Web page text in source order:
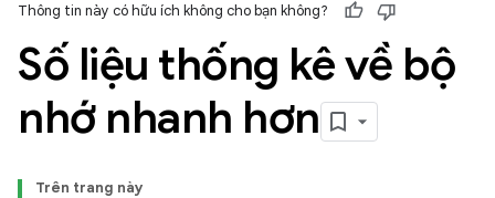
Thông tin này có hữu ích không cho bạn không?
Số liệu thống kê về bộ
nhớ nhanh hơn
Trên trang này